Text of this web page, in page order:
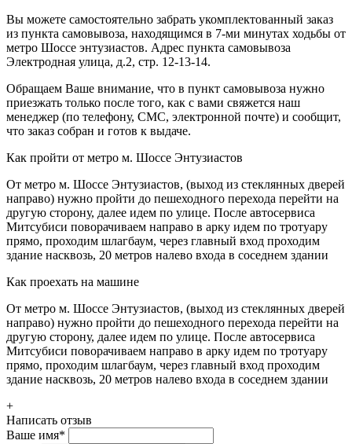
Вы можете самостоятельно забрать укомплектованный заказ
из пункта самовывоза, находящимся в 7-ми минутах ходьбы от
метро Шоссе энтузиастов. Адрес пункта самовывоза
Электродная улица, д.2, стр. 12-13-14.
Обращаем Ваше внимание, что в пункт самовывоза нужно
приезжать только после того, как с вами свяжется наш
менеджер (по телефону, СМС, электронной почте) и сообщит,
что заказ собран и готов к выдаче.
Как пройти от метро м. Шоссе Энтузиастов
От метро м. Шоссе Энтузиастов, (выход из стеклянных дверей
направо) нужно пройти до пешеходного перехода перейти на
другую сторону, далее идем по улице. После автосервиса
Митсубиси поворачиваем направо в арку идем по тротуару
прямо, проходим шлагбаум, через главный вход проходим
здание насквозь, 20 метров налево входа в соседнем здании
Как проехать на машине
От метро м. Шоссе Энтузиастов, (выход из стеклянных дверей
направо) нужно пройти до пешеходного перехода перейти на
другую сторону, далее идем по улице. После автосервиса
Митсубиси поворачиваем направо в арку идем по тротуару
прямо, проходим шлагбаум, через главный вход проходим
здание насквозь, 20 метров налево входа в соседнем здании
+
Написать отзыв
Ваше имя*